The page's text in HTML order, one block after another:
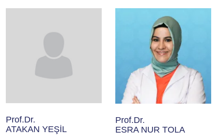
Prof.Dr.
ATAKAN YEŞİL
Prof.Dr.
ESRA NUR TOLA